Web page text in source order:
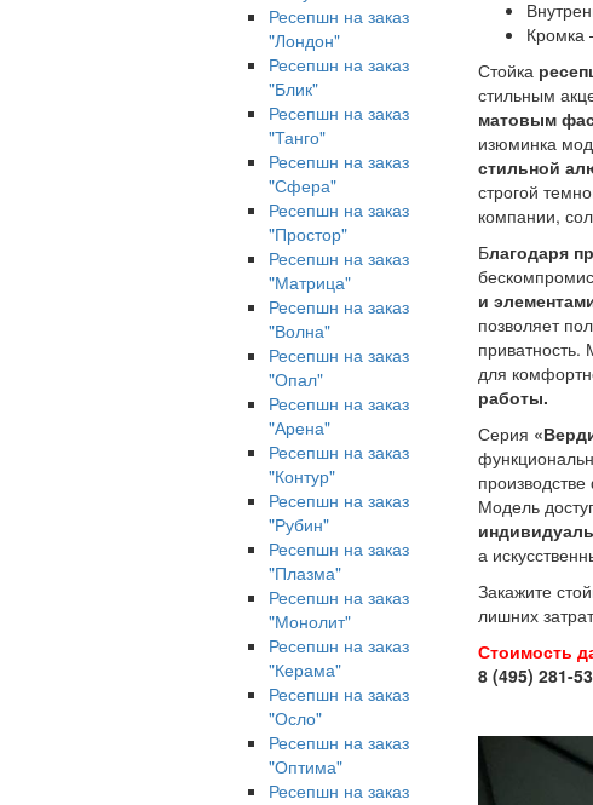
Ресепшн на заказ
"Лондон"
Ресепшн на заказ
"Блик"
Ресепшн на заказ
"Танго"
Ресепшн на заказ
"Сфера"
Ресепшн на заказ
"Простор"
Ресепшн на заказ
"Матрица"
Ресепшн на заказ
"Волна"
Ресепшн на заказ
"Опал"
Ресепшн на заказ
"Арена"
Ресепшн на заказ
"Контур"
Ресепшн на заказ
"Рубин"
Ресепшн на заказ
"Плазма"
Ресепшн на заказ
"Монолит"
Ресепшн на заказ
"Керама"
Ресепшн на заказ
"Осло"
Ресепшн на заказ
"Оптима"
Ресепшн на заказ
Кромка
Стойка
стильным
матовым
изюминка
стильной
строгой
компании,
Благодаря
и
позволяет
для
работы.
Серия
Модель
а
Закажите
лишних
Стоимость
8 (495) 281-